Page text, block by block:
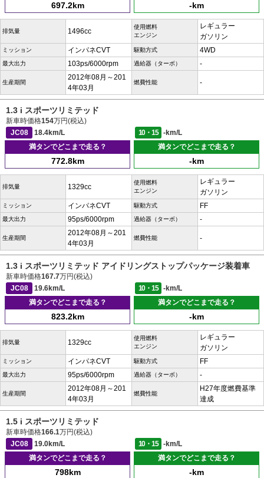
697.2km -km
排気量 1496cc
使用燃料
エンジン
レギュラー
ガソリン
ミッション インパネCVT 駆動方式 4WD
最大出力 103ps/6000rpm 過給器（ターボ） -
生産期間
2012年08月～201
4年03月
燃費性能 -
1.3 i スポーツリミテッド
新車時価格154万円(税込)
JC08
18.4km/L 10・15
-km/L
満タンでどこまで走る？
772.8km
満タンでどこまで走る？
-km
排気量 1329cc
使用燃料
エンジン
レギュラー
ガソリン
ミッション インパネCVT 駆動方式 FF
最大出力 95ps/6000rpm 過給器（ターボ） -
生産期間
2012年08月～201
4年03月
燃費性能 -
1.3 i スポーツリミテッド アイドリングストップパッケージ装着車
新車時価格167.7万円(税込)
JC08
19.6km/L 10・15
-km/L
満タンでどこまで走る？
823.2km
満タンでどこまで走る？
-km
排気量 1329cc
使用燃料
エンジン
レギュラー
ガソリン
ミッション インパネCVT 駆動方式 FF
最大出力 95ps/6000rpm 過給器（ターボ） -
生産期間
2012年08月～201
4年03月
燃費性能
H27年度燃費基準
達成
1.5 i スポーツリミテッド
新車時価格166.1万円(税込)
JC08
19.0km/L 10・15
-km/L
満タンでどこまで走る？
798km
満タンでどこまで走る？
-km